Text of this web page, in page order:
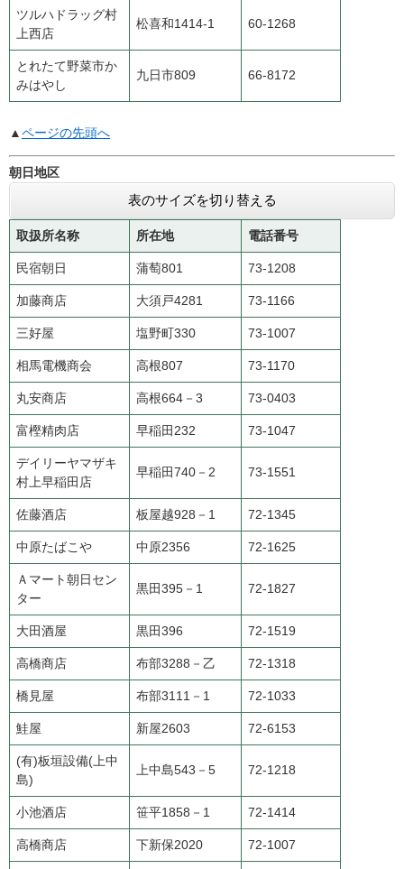
ツルハドラッグ村
上西店
松喜和1414-1 60-1268
とれたて野菜市か
みはやし
九日市809 66-8172
▲ページの先頭へ
朝日地区
表のサイズを切り替える
取扱所名称 所在地 電話番号
民宿朝日 蒲萄801 73-1208
加藤商店 大須戸4281 73-1166
三好屋 塩野町330 73-1007
相馬電機商会 高根807 73-1170
丸安商店 高根664－3 73-0403
富樫精肉店 早稲田232 73-1047
デイリーヤマザキ
村上早稲田店
早稲田740－2 73-1551
佐藤酒店 板屋越928－1 72-1345
中原たばこや 中原2356 72-1625
Ａマート朝日セン
ター
黒田395－1 72-1827
大田酒屋 黒田396 72-1519
高橋商店 布部3288－乙 72-1318
橋見屋 布部3111－1 72-1033
鮭屋 新屋2603 72-6153
(有)板垣設備(上中
島)
上中島543－5 72-1218
小池酒店 笹平1858－1 72-1414
高橋商店 下新保2020 72-1007